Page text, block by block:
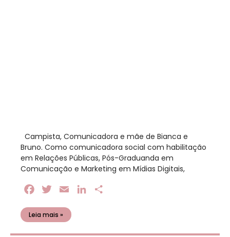
​ Campista, Comunicadora e mãe de Bianca e
Bruno. Como comunicadora social com habilitação
em Relações Públicas, Pós-Graduanda em
Comunicação e Marketing em Mídias Digitais,
FacebookTwitterEmail LinkedIn
Leia mais »